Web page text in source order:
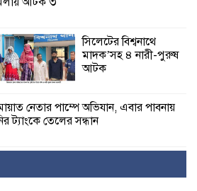
সিলেটের বিশ্বনাথে
মাদক’সহ ৪ নারী-পুরুষ
আটক
নেতার পাম্পে অভিযান, এবার পাবনায়
ট্যাংকে তেলের সন্ধান